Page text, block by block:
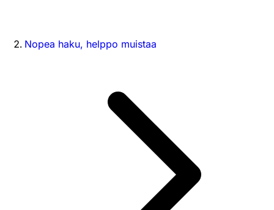
Nopea haku, helppo muistaa